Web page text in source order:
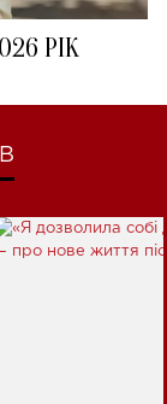
РІК